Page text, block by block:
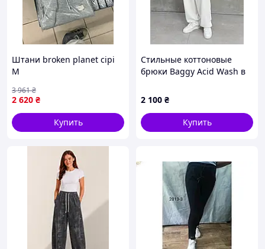
Штани broken planet сірі
M
2 620 ₴
3 961₴
Купить
Стильные коттоновые
брюки Baggy Acid Wash в
2 100 ₴
Купить